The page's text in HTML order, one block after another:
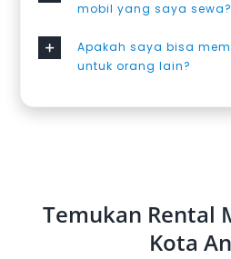
mobil yang saya sewa?
Apakah saya bisa
untuk orang lain?
Temukan Rental
Kota